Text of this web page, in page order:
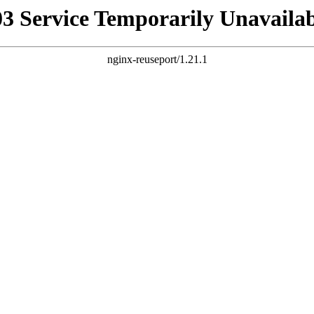
Service Temporarily
nginx-reuseport/1.21.1